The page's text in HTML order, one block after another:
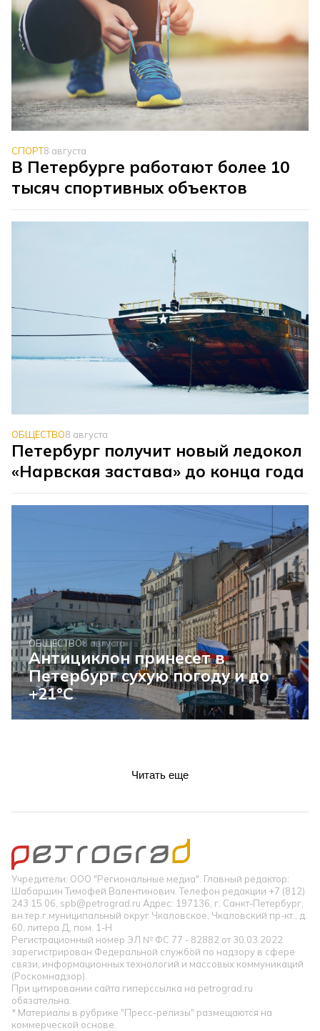
СПОРТ8 августа
В Петербурге работают более 10
тысяч спортивных объектов
ОБЩЕСТВО8 августа
Петербург получит новый ледокол
«Нарвская застава» до конца года
ОБЩЕСТВО8 августа
Антициклон принесет в
Петербург сухую погоду и до
+21°C
Читать еще
Учредители: ООО "Региональные медиа". Главный редактор:
Шабаршин Тимофей Валентинович. Телефон редакции +7 (812)
243 15 06, spb@petrograd.ru Адрес: 197136, г. Санкт-Петербург,
вн.тер.г.муниципальный округ Чкаловское, Чкаловский пр-кт., д.
60, литера Д, пом. 1-Н
Регистрационный номер ЭЛ № ФС 77 - 82882 от 30.03.2022
зарегистрирован Федеральной службой по надзору в сфере
связи, информационных технологий и массовых коммуникаций
(Роскомнадзор).
При цитировании сайта гиперссылка на petrograd.ru
обязательна.
* Материалы в рубрике "Пресс-релизы" размещаются на
коммерческой основе.